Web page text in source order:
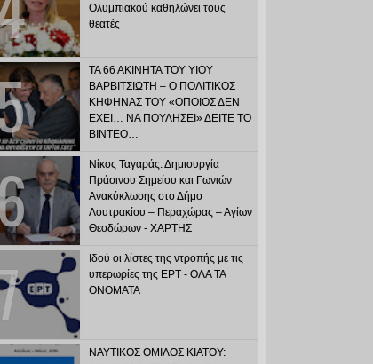
Ολυμπιακού καθηλώνει τους
θεατές
ΤΑ 66 ΑΚΙΝΗΤΑ ΤΟΥ ΥΙΟΥ
ΒΑΡΒΙΤΣΙΩΤΗ – Ο ΠΟΛΙΤΙΚΟΣ
ΚΗΦΗΝΑΣ ΤΟΥ «ΟΠΟΙΟΣ ΔΕΝ
ΕΧΕΙ… ΝΑ ΠΟΥΛΗΣΕΙ» ΔΕΙΤΕ ΤΟ
ΒΙΝΤΕΟ…
Νίκος Ταγαράς: Δημιουργία
Πράσινου Σημείου και Γωνιών
Ανακύκλωσης στο Δήμο
Λουτρακίου – Περαχώρας – Αγίων
Θεοδώρων - ΧΑΡΤΗΣ
Ιδού οι λίστες της ντροπής με τις
υπερωρίες της ΕΡΤ - ΟΛΑ ΤΑ
ΟΝΟΜΑΤΑ
ΝΑΥΤΙΚΟΣ ΟΜΙΛΟΣ ΚΙΑΤΟΥ: